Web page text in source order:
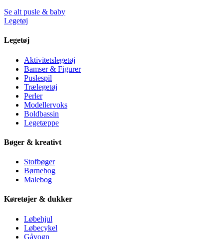
Se alt pusle & baby
Legetøj
Legetøj
Aktivitetslegetøj
Bamser & Figurer
Puslespil
Trælegetøj
Perler
Modellervoks
Boldbassin
Legetæppe
Bøger & kreativt
Stofbøger
Børnebog
Malebog
Køretøjer & dukker
Løbehjul
Løbecykel
Gåvogn